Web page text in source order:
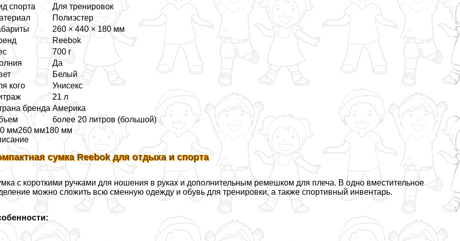
спорта
Для тренировок
Полиэстер
260 × 440 × 180 мм
Reebok
700 г
Да
Белый
кого
Униceкc
21 л
бренда Америка
более 20 литров (большой)
мм260 мм180 мм
сумка Reebok для отдыха и спорта
с короткими ручками для ношения в руках и дополнительным ремешком для плеча. В одно вместительное
можно сложить всю сменную одежду и обувь для тренировки, а также спортивный инвентарь.